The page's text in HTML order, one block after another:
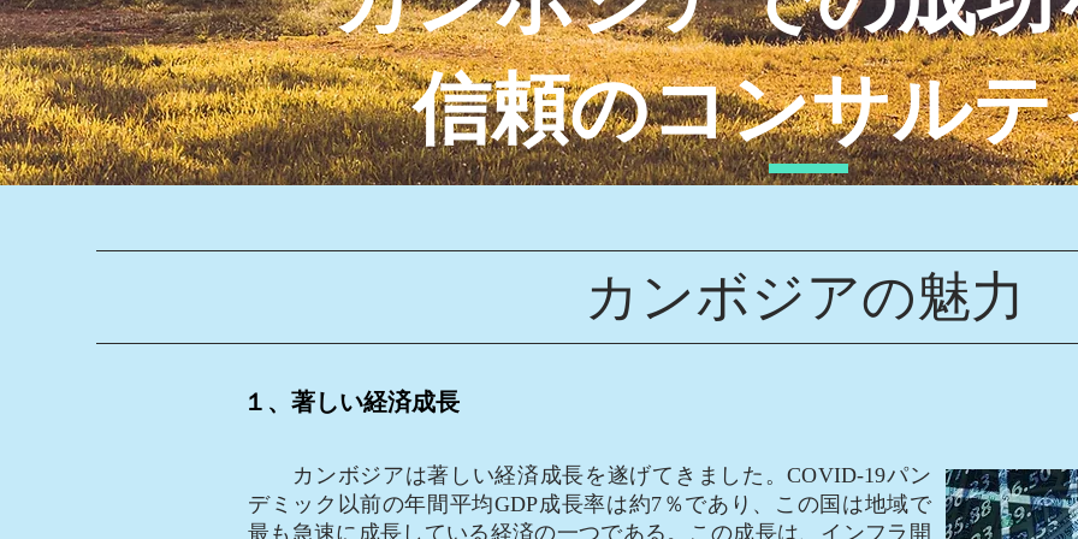
信頼のコンサルテ
カンボジアの魅力
１、著しい経済成長
カンボジアは著しい経済成長を遂げてきました。COVID-19パン
デミック以前の年間平均GDP成長率は約7％であり、この国は地域で
最も急速に成長している経済の一つである。この成長は、インフラ開